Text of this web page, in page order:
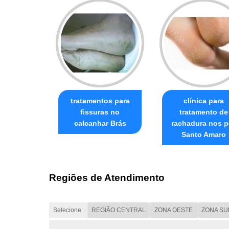
tratamentos para
fissuras no
calcanhar Brás
clínica para
tratamento de
rachadura nos
Santo Amaro
Regiões de Atendimento
Selecione: REGIÃO CENTRAL ZONA OESTE ZONA